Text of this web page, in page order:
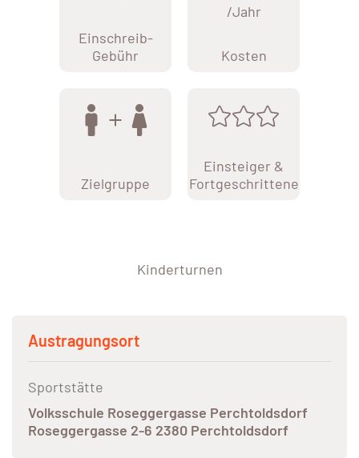
Einschreib-
Gebühr
/Jahr
Kosten
Zielgruppe
Einsteiger &
Fortgeschrittene
Kinderturnen
Austragungsort
Sportstätte
Volksschule Roseggergasse Perchtoldsdorf
Roseggergasse 2-6 2380 Perchtoldsdorf